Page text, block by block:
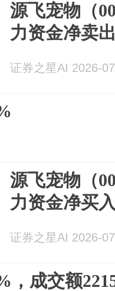
源飞宠物（
力资金净卖
证券之星AI 2026-
源飞宠物（
力资金净买
证券之星AI 2026-
，成交额